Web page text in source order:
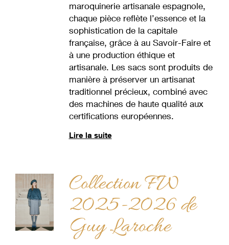
maroquinerie artisanale espagnole,
chaque pièce reflète l’essence et la
sophistication de la capitale
française, grâce à au Savoir-Faire et
à une production éthique et
artisanale. Les sacs sont produits de
manière à préserver un artisanat
traditionnel précieux, combiné avec
des machines de haute qualité aux
certifications européennes.
Lire la suite
Collection FW
2025-2026 de
Guy Laroche